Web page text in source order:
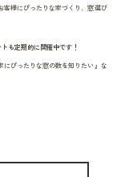
客様にぴったりな家づくり、窓選び
も定期的に開催中です！
にぴったりな窓の数を知りたい』な